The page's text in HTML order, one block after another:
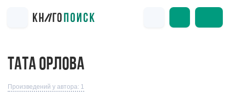
ТАТА ОРЛОВА
Произведений у автора: 1